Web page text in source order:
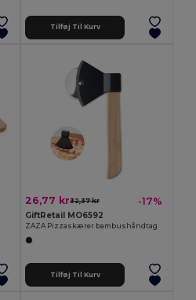
Tilføj Til Kurv
26,77 kr32,37 kr -17%
GiftRetail MO6592
ZAZA Pizzaskærer bambushåndtag
Tilføj Til Kurv